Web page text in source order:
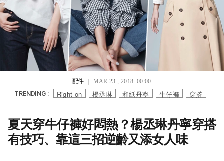
配件｜ MAR 23 , 2018 00:00
TRENDING : Right-on 楊丞琳 和紙丹寧 牛仔褲 穿搭
夏天穿牛仔褲好悶熱？楊丞琳丹寧穿搭
有技巧、靠這三招逆齡又添女人味